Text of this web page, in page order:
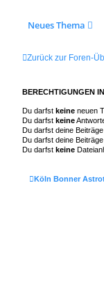
Neues Thema
Zurück zur Foren-
BERECHTIGUNGEN
Du darfst keine neuen
Du darfst keine
Du darfst deine
Du darfst deine
Du darfst keine
Köln Bonner